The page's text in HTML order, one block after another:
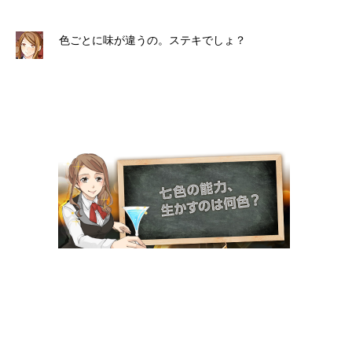
色ごとに味が違うの。ステキでしょ？